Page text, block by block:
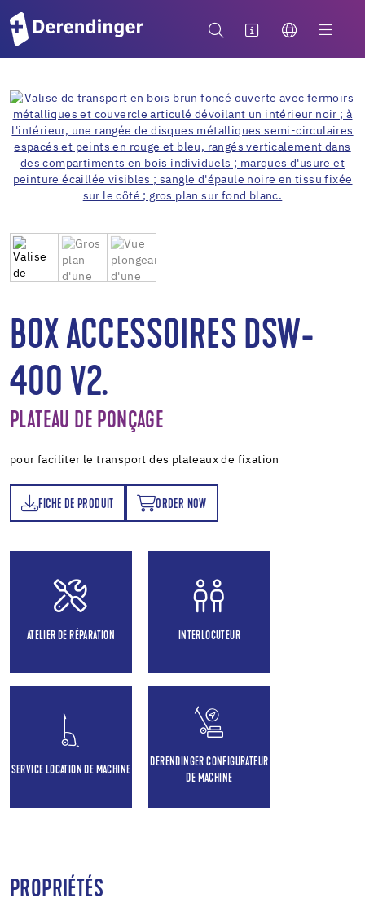
BOX ACCESSOIRES DSW-
400 V2.
PLATEAU DE PONÇAGE
pour faciliter le transport des plateaux de fixation
FICHE DE PRODUIT ORDER NOW
ORDER NOW
ATELIER DE RÉPARATION INTERLOCUTEUR
SERVICE LOCATION DE MACHINE
DERENDINGER CONFIGURATEUR
DE MACHINE
PROPRIÉTÉS